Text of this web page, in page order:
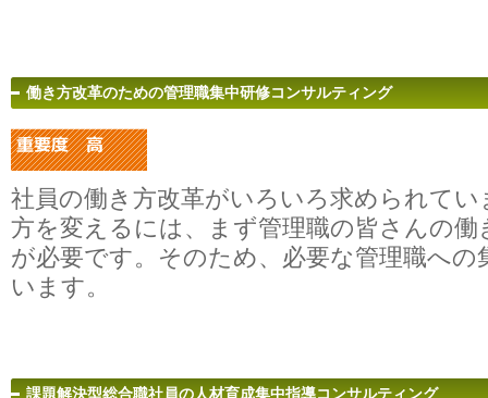
働き方改革のための管理職集中研修コンサルティング
社員の働き方改革がいろいろ求められてい
方を変えるには、まず管理職の皆さんの
が必要です。そのため、必要な管理職への
います。
課題解決型総合職社員の人材育成集中指導コンサルティング